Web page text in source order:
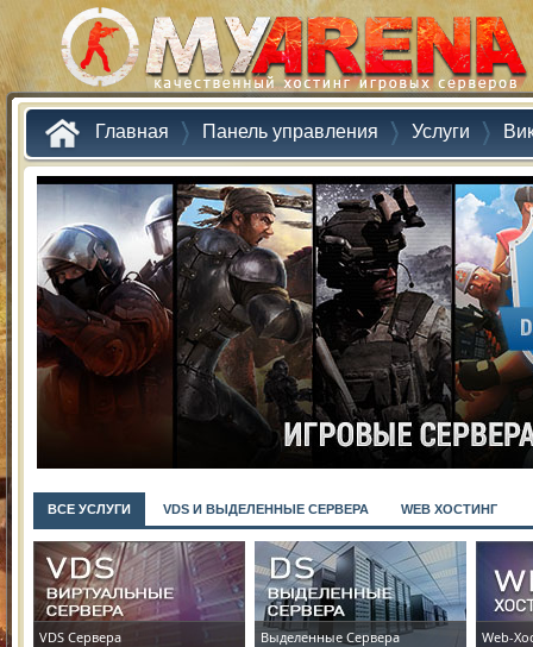
Главная Панель управления Услуги
ВСЕ УСЛУГИ VDS И ВЫДЕЛЕННЫЕ СЕРВЕРА WEB ХОСТИНГ
VDS Сервера
Выделенные Сервера
Web-